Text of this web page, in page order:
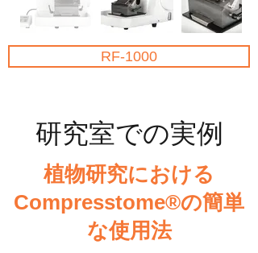
RF-1000
研究室での実例
植物研究における
Compresstome®の簡単
な使用法